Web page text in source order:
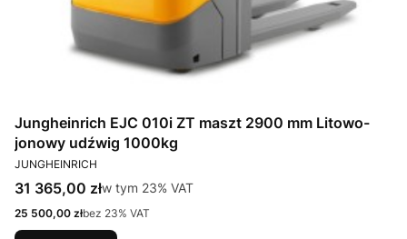
Jungheinrich EJC 010i ZT maszt 2900 mm Litowo-
jonowy udźwig 1000kg
PRODUCENT
JUNGHEINRICH
Cena brutto
31 365,00 złw tym %s VAT
w tym 23% VAT
Cena netto
25 500,00 złbez 23% VAT